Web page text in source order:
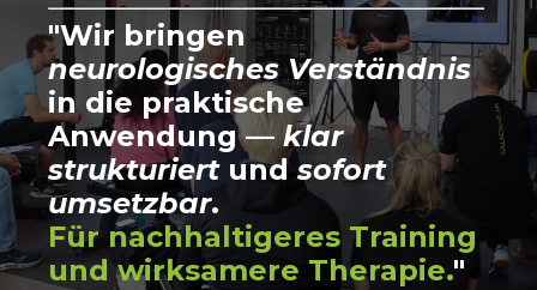
"Wir bringen
neurologisches Verständnis
in die praktische
Anwendung —klar
strukturiertundsofort
umsetzbar.
Für nachhaltigeres Training
und wirksamere Therapie."